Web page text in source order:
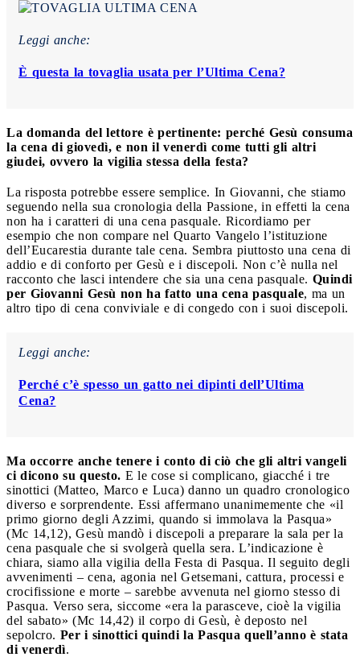
Leggi anche:
È questa la tovaglia usata per l’Ultima Cena?
La domanda del lettore è pertinente: perché Gesù consuma
la cena di giovedì, e non il venerdì come tutti gli altri
giudei, ovvero la vigilia stessa della festa?
La risposta potrebbe essere semplice. In Giovanni, che stiamo
seguendo nella sua cronologia della Passione, in effetti la cena
non ha i caratteri di una cena pasquale. Ricordiamo per
esempio che non compare nel Quarto Vangelo l’istituzione
dell’Eucarestia durante tale cena. Sembra piuttosto una cena di
addio e di conforto per Gesù e i discepoli. Non c’è nulla nel
racconto che lasci intendere che sia una cena pasquale. Quindi
per Giovanni Gesù non ha fatto una cena pasquale, ma un
altro tipo di cena conviviale e di congedo con i suoi discepoli.
Leggi anche:
Perché c’è spesso un gatto nei dipinti dell’Ultima
Cena?
Ma occorre anche tenere i conto di ciò che gli altri vangeli
ci dicono su questo. E le cose si complicano, giacché i tre
sinottici (Matteo, Marco e Luca) danno un quadro cronologico
diverso e sorprendente. Essi affermano unanimemente che «il
primo giorno degli Azzimi, quando si immolava la Pasqua»
(Mc 14,12), Gesù mandò i discepoli a preparare la sala per la
cena pasquale che si svolgerà quella sera. L’indicazione è
chiara, siamo alla vigilia della Festa di Pasqua. Il seguito degli
avvenimenti – cena, agonia nel Getsemani, cattura, processi e
crocifissione e morte – sarebbe avvenuta nel giorno stesso di
Pasqua. Verso sera, siccome «era la parasceve, cioè la vigilia
del sabato» (Mc 14,42) il corpo di Gesù, è deposto nel
sepolcro. Per i sinottici quindi la Pasqua quell’anno è stata
di venerdì.